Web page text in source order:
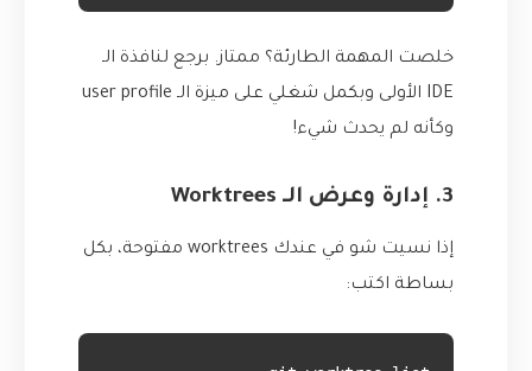
خلصت المهمة الطارئة؟ ممتاز. برجع لنافذة الـ
IDE الأولى وبكمل شغلي على ميزة الـ user profile
وكأنه لم يحدث شيء!
3. إدارة وعرض الـ Worktrees
إذا نسيت شو في عندك worktrees مفتوحة، بكل
بساطة اكتب: